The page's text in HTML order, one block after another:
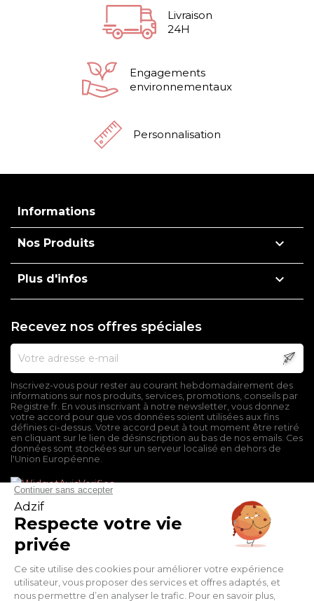
Livraison
24H
Engagements
environnementaux
Personnalisation
Informations
Nos Produits 
Plus d'infos 
Recevez nos offres spéciales
Inscrivez-vous pour rester au courant hebdomadairement des
informations sur nos produits, services, promotions, conseils par
Registre.fr. En vous inscrivant à notre newsletter, vous donnez
votre accord pour que vos données soient utilisées aux fins
définies ci-dessus. Votre accord peut à tout moment être retiré
en cliquant sur le lien de désinscription au bas de nos emails. Ces
données sont stockées sur un serveur localisé en dehors de
l'Union Européenne.
Conditions générales de vente